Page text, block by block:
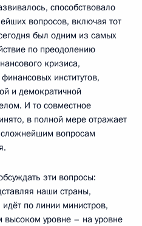
способствовало
вопросов, включая тот
был одним из самых
по преодолению
кризиса,
институтов,
и демократичной
И то совместное
в полной мере отражает
вопросам
эти вопросы:
наши страны,
по линии министров,
высоком уровне – на уровне